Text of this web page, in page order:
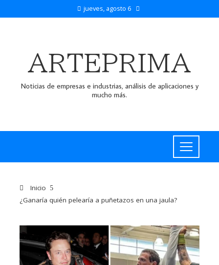
jueves, agosto 6
ARTEPRIMA
Noticias de empresas e industrias, análisis de aplicaciones y
mucho más.
Inicio
¿Ganaría quién pelearía a puñetazos en una jaula?